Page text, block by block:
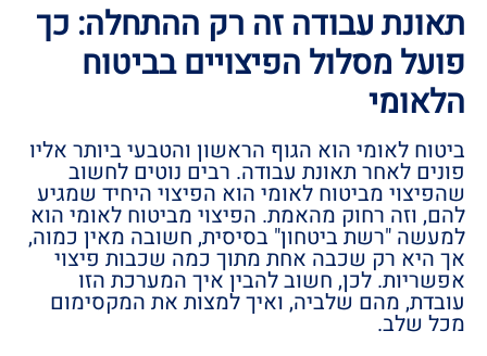
תאונת עבודה זה רק ההתחלה: כך
פועל מסלול הפיצויים בביטוח
הלאומי
ביטוח לאומי הוא הגוף הראשון והטבעי ביותר אליו
פונים לאחר תאונת עבודה. רבים נוטים לחשוב
שהפיצוי מביטוח לאומי הוא הפיצוי היחיד שמגיע
להם, וזה רחוק מהאמת. הפיצוי מביטוח לאומי הוא
למעשה "רשת ביטחון" בסיסית, חשובה מאין כמוה,
אך היא רק שכבה אחת מתוך כמה שכבות פיצוי
אפשריות. לכן, חשוב להבין איך המערכת הזו
עובדת, מהם שלביה, ואיך למצות את המקסימום
מכל שלב.